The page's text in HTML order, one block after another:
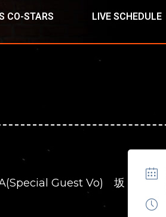
CO-STARS LIVE SCHEDULE
Guest Vo) 坂